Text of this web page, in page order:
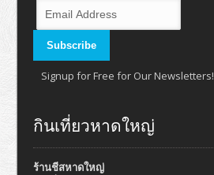
Signup for Free for Our Newsletters!
กินเที่ยวหาดใหญ่
ร้านชีสหาดใหญ่